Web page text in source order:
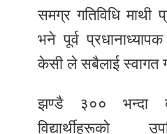
समग्र गतिविधि माथी
भने पूर्व
केसी ले सबैलाई स्वागत
झण्डै ३०० भन्दा
विद्यार्थीहरूको